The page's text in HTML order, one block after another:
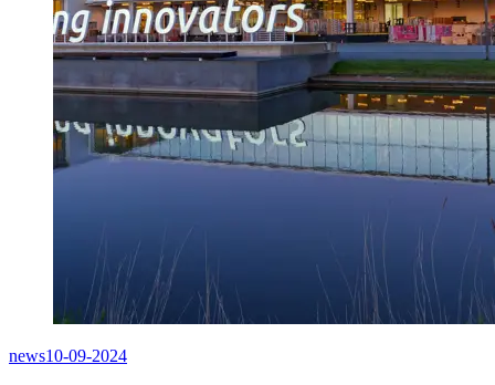
news10-09-2024